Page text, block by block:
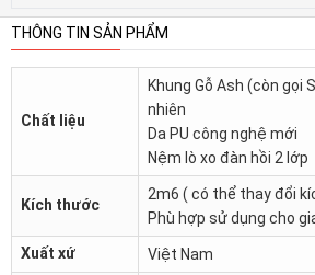
THÔNG TIN SẢN PHẨM
Chất liệu
Khung Gỗ Ash (còn gọi
nhiên
Da PU công nghệ mới
Nệm lò xo đàn hồi 2 lớp
Kích thước
2m6 ( có thể thay đổi
Phù hợp sử dụng cho
Xuất xứ
Việt Nam